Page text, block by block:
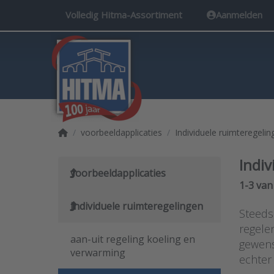
Volledig Hitma-Assortiment Aanmelden
Startpagina
voorbeeldapplicaties Individuele
voorbeeldapplicaties
Individuele ruimteregelingen
aan-uit regeling koeling en
verwarming
Search
1-3van